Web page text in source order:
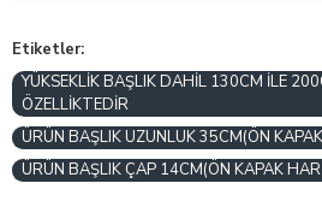
Etiketler:
YÜKSEKLİK BAŞLIK DAHİL 130CM İLE
ÖZELLİKTEDİR
ÜRÜN BAŞLIK UZUNLUK 35CM(ÖN
ÜRÜN BAŞLIK ÇAP 14CM(ÖN KAPAK